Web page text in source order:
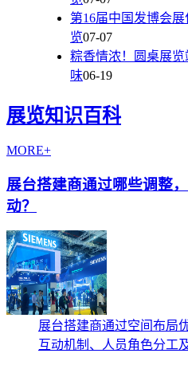
第16届中国发博会
览07-07
粽香情浓！圆桌展
味06-19
展览知识百科
MORE+
展台搭建商通过哪些调整
动？
展台搭建商通过空间布局
互动机制、人员角色分工